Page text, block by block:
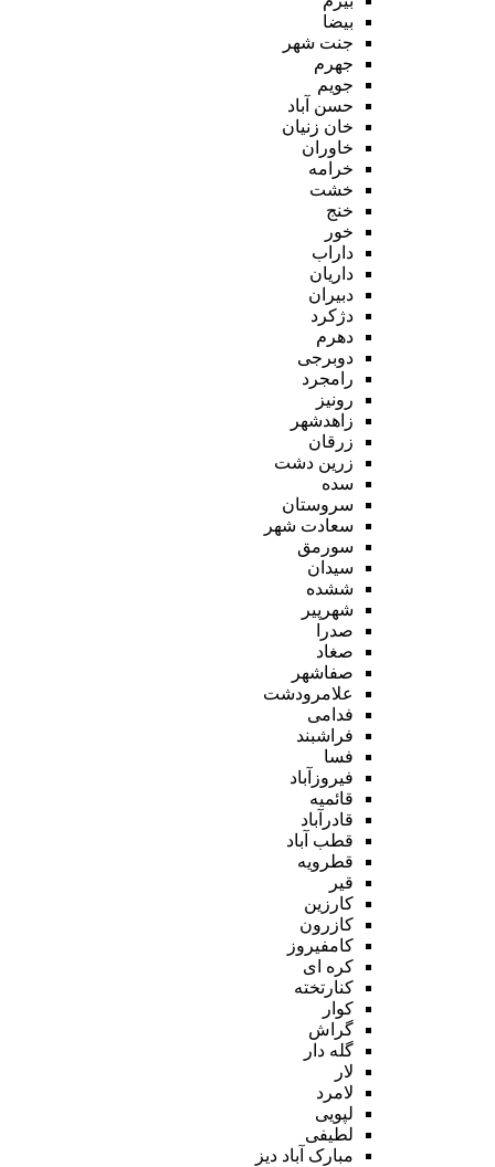
بیضا
جنت شهر
جهرم
جویم
حسن آباد
خان زنیان
خاوران
خرامه
خشت
خنج
خور
داراب
داریان
دبیران
دژکرد
دهرم
دوبرجی
رامجرد
رونیز
زاهدشهر
زرقان
زرین دشت
سده
سروستان
سعادت شهر
سورمق
سیدان
ششده
شهرپیر
صدرا
صغاد
صفاشهر
علامرودشت
فدامی
فراشبند
فسا
فیروزآباد
قائمیه
قادرآباد
قطب آباد
قطرویه
قیر
کارزین
کازرون
کامفیروز
کره ای
کنارتخته
کوار
گراش
گله دار
لار
لامرد
لپویی
لطیفی
مبارک آباد دیز